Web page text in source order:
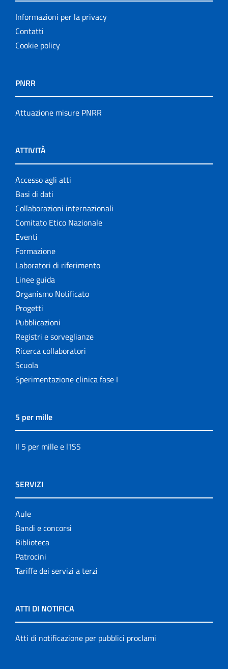
Informazioni per la privacy
Contatti
Cookie policy
PNRR
Attuazione misure PNRR
ATTIVITÀ
Accesso agli atti
Basi di dati
Collaborazioni internazionali
Comitato Etico Nazionale
Eventi
Formazione
Laboratori di riferimento
Linee guida
Organismo Notificato
Progetti
Pubblicazioni
Registri e sorveglianze
Ricerca collaboratori
Scuola
Sperimentazione clinica fase I
5 per mille
Il 5 per mille e l'ISS
SERVIZI
Aule
Bandi e concorsi
Biblioteca
Patrocini
Tariffe dei servizi a terzi
ATTI DI NOTIFICA
Atti di notificazione per pubblici proclami